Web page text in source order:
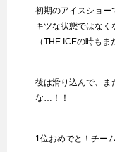
初期のアイスショー
キツな状態ではなく
（THE ICEの時もま
後は滑り込んで、ま
な…！！
1位おめでと！チー